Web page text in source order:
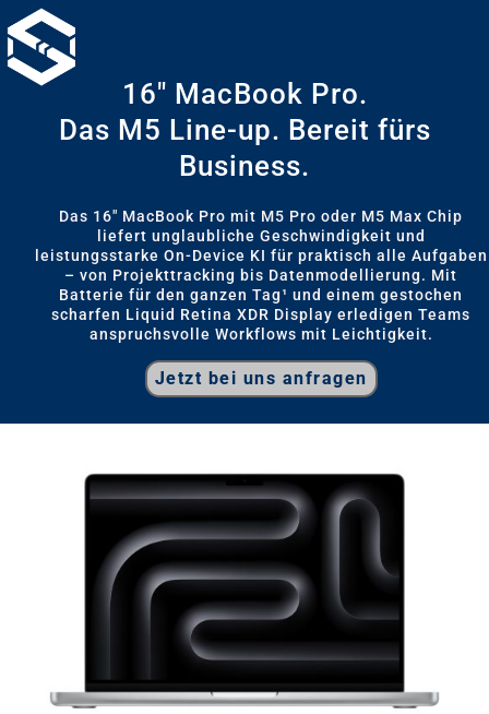
16" MacBook Pro.
Das M5 Line-up. Bereit fürs
Business.
Das 16" MacBook Pro mit M5 Pro oder M5 Max Chip
liefert unglaubliche Geschwindigkeit und
leistungsstarke On-Device KI für praktisch alle Aufgaben
– von Projekttracking bis Datenmodellierung. Mit
Batterie für den ganzen Tag¹ und einem gestochen
scharfen Liquid Retina XDR Display erledigen Teams
anspruchsvolle Workflows mit Leichtigkeit.
Jetzt bei uns anfragen